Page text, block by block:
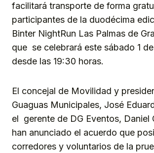
facilitará transporte de forma
participantes de la duodécima
Binter NightRun Las Palmas de
que se celebrará este sábado 1
desde las 19:30 horas.
El concejal de Movilidad y
Guaguas Municipales, José
el gerente de DG Eventos, Daniel
han anunciado el acuerdo que
corredores y voluntarios de la